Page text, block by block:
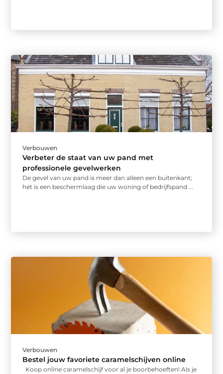
Verbouwen
Verbeter de staat van uw pand met
professionele gevelwerken
De gevel van uw pand is meer dan alleen een buitenkant;
het is een beschermlaag die uw woning of bedrijfspand ...
Verbouwen
Bestel jouw favoriete caramelschijven online
Koop online caramelschijf voor al je boorbehoeften! Als je